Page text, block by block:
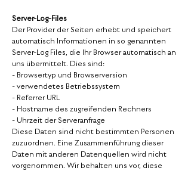
Server-Log-Files
Der Provider der Seiten erhebt und speichert
automatisch Informationen in so genannten
Server-Log Files, die Ihr Browser automatisch an
uns übermittelt. Dies sind:
- Browsertyp und Browserversion
- verwendetes Betriebssystem
- Referrer URL
- Hostname des zugreifenden Rechners
- Uhrzeit der Serveranfrage
Diese Daten sind nicht bestimmten Personen
zuzuordnen. Eine Zusammenführung dieser
Daten mit anderen Datenquellen wird nicht
vorgenommen. Wir behalten uns vor, diese